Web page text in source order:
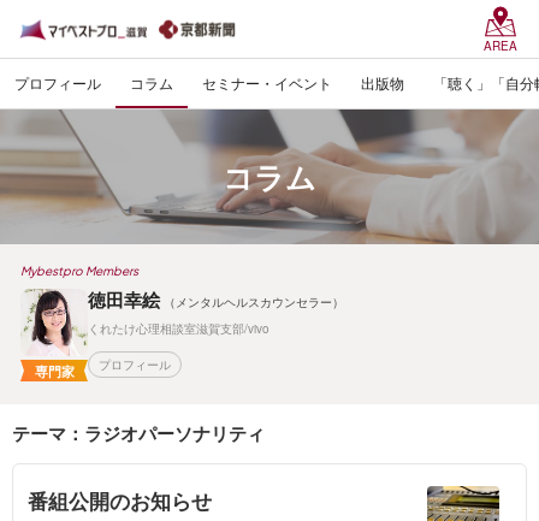
AREA
プロフィール コラム セミナー・イベント 出版物 「聴く」「自
コラム
Mybestpro Members
専門家
徳田幸絵
（メンタルヘルスカウンセラー）
くれたけ心理相談室滋賀支部/vivo
プロフィール
テーマ：ラジオパーソナリティ
番組公開のお知らせ